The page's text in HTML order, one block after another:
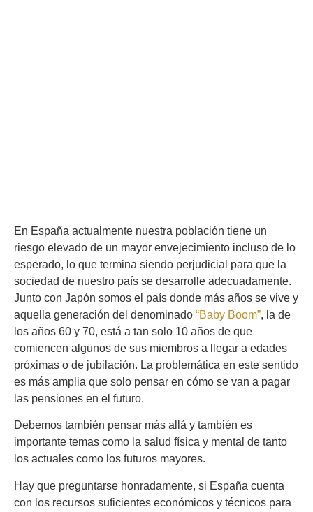
En España actualmente nuestra población tiene un
riesgo elevado de un mayor envejecimiento incluso de lo
esperado, lo que termina siendo perjudicial para que la
sociedad de nuestro país se desarrolle adecuadamente.
Junto con Japón somos el país donde más años se vive y
aquella generación del denominado “Baby Boom”, la de
los años 60 y 70, está a tan solo 10 años de que
comiencen algunos de sus miembros a llegar a edades
próximas o de jubilación. La problemática en este sentido
es más amplia que solo pensar en cómo se van a pagar
las pensiones en el futuro.
Debemos también pensar más allá y también es
importante temas como la salud física y mental de tanto
los actuales como los futuros mayores.
Hay que preguntarse honradamente, si España cuenta
con los recursos suficientes económicos y técnicos para